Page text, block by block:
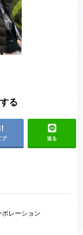
る
ブ 送る
レーション